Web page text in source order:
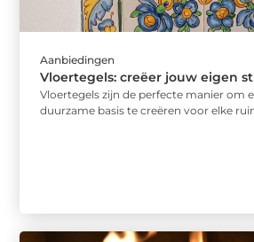
Aanbiedingen
Vloertegels: creëer jouw eigen
Vloertegels zijn de perfecte manier om
duurzame basis te creëren voor elke